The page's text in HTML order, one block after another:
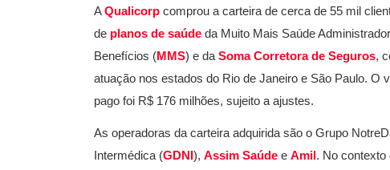
AQualicorp comprou a carteira de cerca de 55 mil
de planos de saúde da Muito Mais Saúde
Benefícios (MMS) e da Soma Corretora de Seguros,
atuação nos estados do Rio de Janeiro e São Paulo. O
pago foi R$ 176 milhões, sujeito a ajustes.
As operadoras da carteira adquirida são o Grupo
Intermédica (GDNI), Assim Saúde e Amil. No contexto